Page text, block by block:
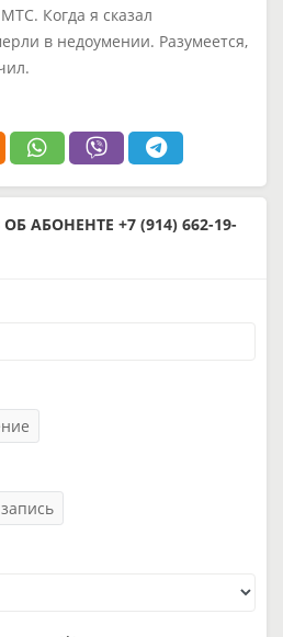
Когда я сказал
в недоумении. Разумеется,
АБОНЕНТЕ +7 (914) 662-19-